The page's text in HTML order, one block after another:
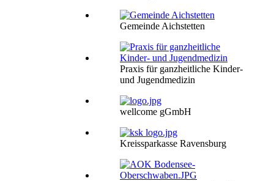
Gemeinde Aichstetten
Praxis für ganzheitliche Kinder-
und Jugendmedizin
wellcome gGmbH
Kreissparkasse Ravensburg